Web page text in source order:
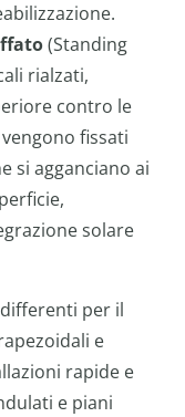
(Standing
rialzati,
contro le
fissati
si agganciano ai
solare
per il
e
rapide e
e piani